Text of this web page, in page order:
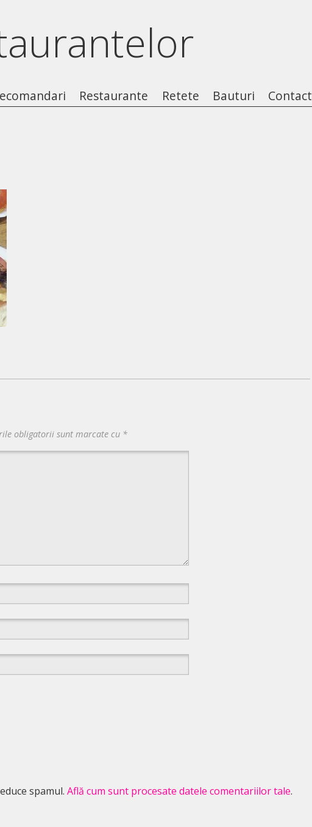
Restaurante Retete Bauturi Contact
obligatorii sunt marcate cu *
spamul.Află cum sunt procesate datele comentariilor tale.